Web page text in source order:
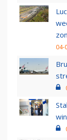
04-